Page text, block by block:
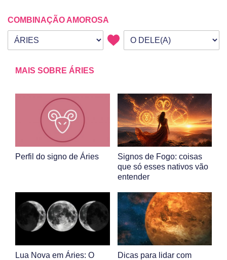
COMBINAÇÃO AMOROSA
Seu signo
Signo da outra pessoa
MAIS SOBRE ÁRIES
Perfil do signo de Áries
Signos de Fogo: coisas
que só esses nativos vão
entender
Lua Nova em Áries: O
Dicas para lidar com